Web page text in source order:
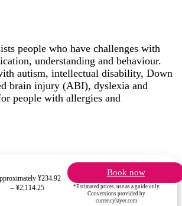
people who have challenges with
understanding and behaviour.
autism, intellectual disability, Down
brain injury (ABI), dyslexia and
people with allergies and
¥234.92
– ¥2,114.25
Book now
*Estimated prices, use as a guide only.
Conversions provided by
currencylayer.com